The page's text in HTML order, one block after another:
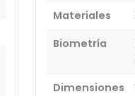
Materiales
Biometría
Dimensiones